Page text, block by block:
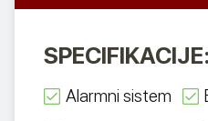
SPECIFIKACIJE:
Alarmni sistem